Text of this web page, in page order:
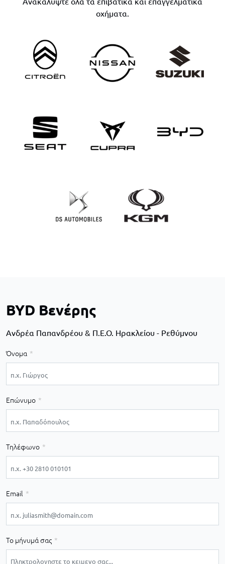
οχήματα.
BYD Βενέρης
Ανδρέα Παπανδρέου & Π.Ε.Ο. Ηρακλείου - Ρεθύμνου
Όνομα
Επώνυμο
Τηλέφωνο
Email
Το μήνυμά σας